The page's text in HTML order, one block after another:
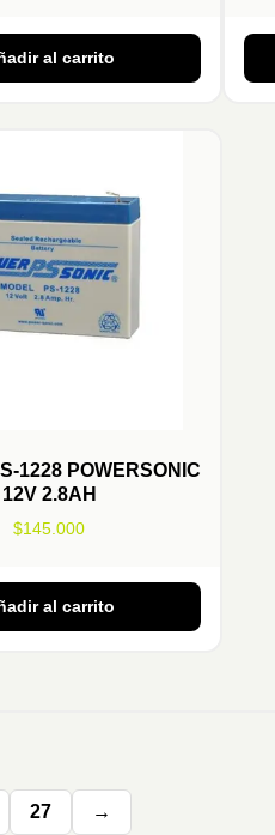
al carrito
1228 POWERSONIC
12V 2.8AH
$145.000
al carrito
27 →